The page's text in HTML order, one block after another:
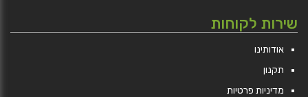
שירות לקוחות
אודותינו
תקנון
מדיניות פרטיות